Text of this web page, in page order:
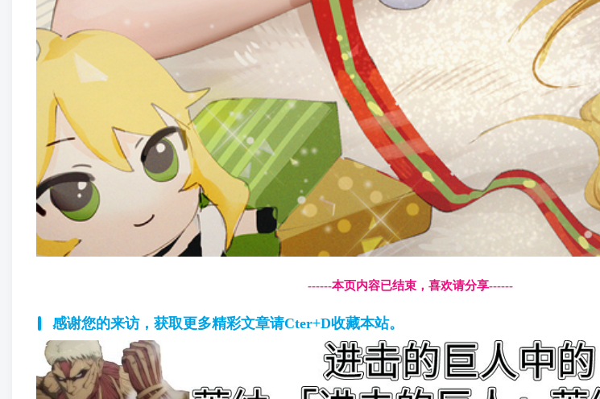
------本页内容已结束，喜欢请分享------
感谢您的来访，获取更多精彩文章请Cter+D收藏本站。